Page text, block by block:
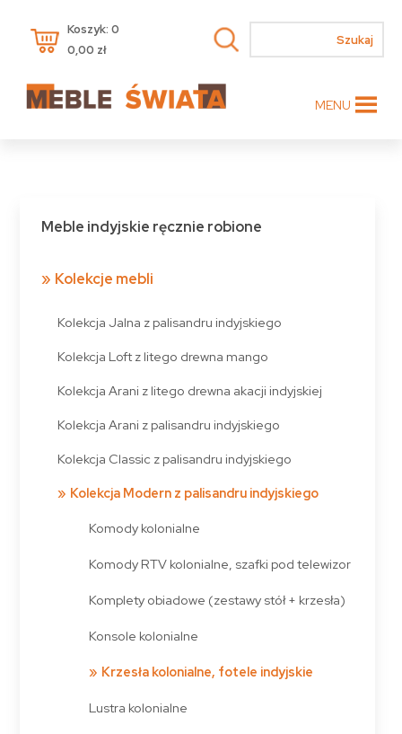
Koszyk: 0
0,00 zł
MENU
Meble indyjskie ręcznie robione
Kolekcje mebli
Kolekcja Jalna z palisandru indyjskiego
Kolekcja Loft z litego drewna mango
Kolekcja Arani z litego drewna akacji indyjskiej
Kolekcja Arani z palisandru indyjskiego
Kolekcja Classic z palisandru indyjskiego
Kolekcja Modern z palisandru indyjskiego
Komody kolonialne
Komody RTV kolonialne, szafki pod telewizor
Komplety obiadowe (zestawy stół + krzesła)
Konsole kolonialne
Krzesła kolonialne, fotele indyjskie
Lustra kolonialne